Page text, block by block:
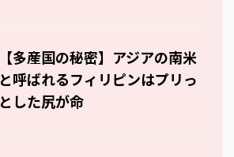
【多産国の秘密】アジアの南米
と呼ばれるフィリピンはプリっ
とした尻が命